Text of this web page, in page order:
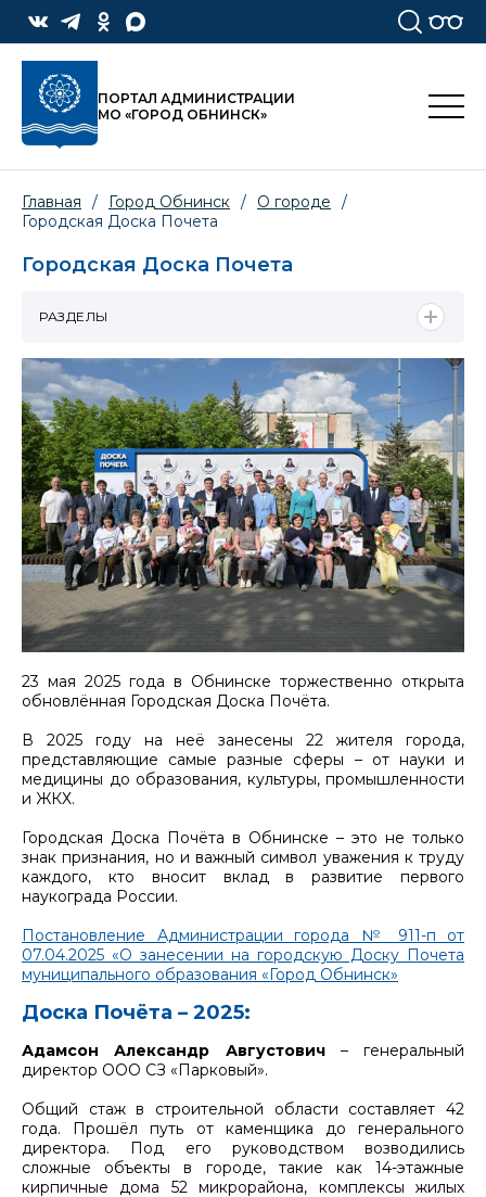
ПОРТАЛ АДМИНИСТРАЦИИ
МО «ГОРОД ОБНИНСК»
Главная / Город Обнинск / О городе
/
Городская Доска Почета
Городская Доска Почета
23 мая 2025 года в Обнинске торжественно открыта
обновлённая Городская Доска Почёта.
В 2025 году на неё занесены 22 жителя города,
представляющие самые разные сферы – от науки и
медицины до образования, культуры, промышленности
и ЖКХ.
Городская Доска Почёта в Обнинске – это не только
знак признания, но и важный символ уважения к труду
каждого, кто вносит вклад в развитие первого
наукограда России.
Постановление Администрации города № 911-п от
07.04.2025 «О занесении на городскую Доску Почета
муниципального образования «Город Обнинск»
Доска Почёта – 2025:
Адамсон Александр Августович– генеральный
директор ООО СЗ «Парковый».
Общий стаж в строительной области составляет 42
года. Прошёл путь от каменщика до генерального
директора. Под его руководством возводились
сложные объекты в городе, такие как 14-этажные
кирпичные дома 52 микрорайона, комплексы жилых
РАЗДЕЛЫ